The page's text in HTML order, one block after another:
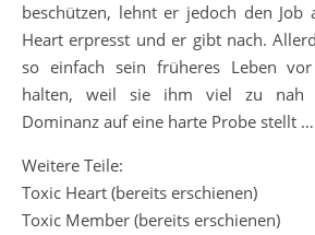
beschützen, lehnt er jedoch den Job
Heart erpresst und er gibt nach.
so einfach sein früheres Leben
halten, weil sie ihm viel zu nah
Dominanz auf eine harte Probe stellt …
Weitere Teile:
Toxic Heart (bereits erschienen)
Toxic Member (bereits erschienen)